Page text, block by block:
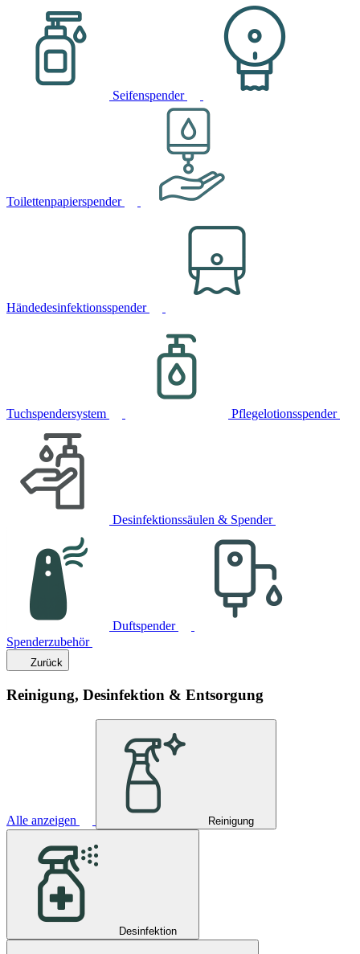
Seifenspender
Toilettenpapierspender
Händedesinfektionsspender
Tuchspendersystem Pflegelotionsspender
Desinfektionssäulen & Spender
Duftspender
Spenderzubehör
Zurück
Reinigung, Desinfektion & Entsorgung
Alle anzeigen Reinigung
Desinfektion